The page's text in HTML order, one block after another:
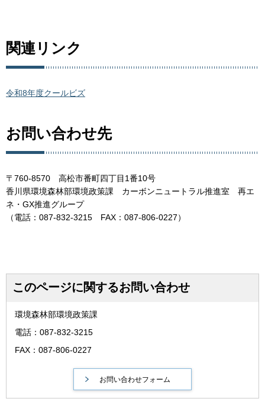
関連リンク
令和8年度クールビズ
お問い合わせ先
〒760-8570 高松市番町四丁目1番10号
香川県環境森林部環境政策課 カーボンニュートラル推進室 再エ
ネ・GX推進グループ
（電話：087-832-3215 FAX：087-806-0227）
このページに関するお問い合わせ
環境森林部環境政策課
電話：087-832-3215
FAX：087-806-0227